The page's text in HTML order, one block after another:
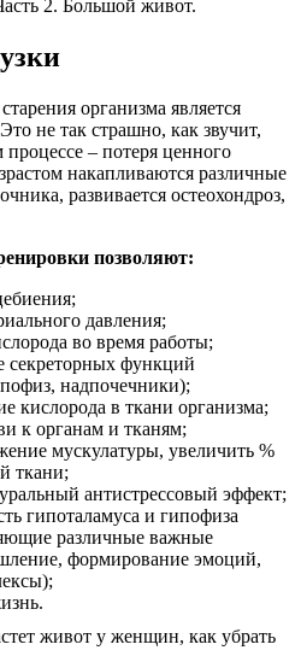
2. Большой живот.
организма является
не так страшно, как звучит,
– потеря ценного
накапливаются различные
развивается остеохондроз,
позволяют:
давления;
во время работы;
секреторных функций
надпочечники);
кислорода в ткани организма;
к органам и тканям;
мускулатуры, увеличить %
ткани;
антистрессовый эффект;
гипоталамуса и гипофиза
различные важные
формирование эмоций,